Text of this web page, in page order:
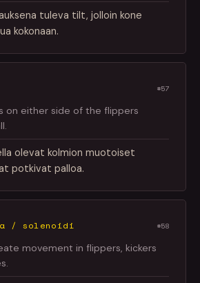
tuleva tilt, jolloin kone
kokonaan.
#57
on either side of the flippers
olevat kolmion muotoiset
potkivat palloa.
/ solenoidi #58
movement in flippers, kickers